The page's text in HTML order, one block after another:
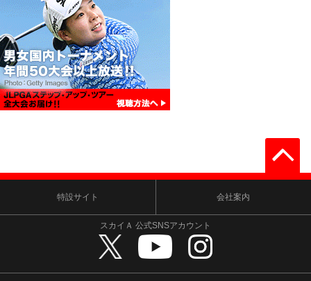
特設サイト 会社案内
スカイＡ 公式SNSアカウント